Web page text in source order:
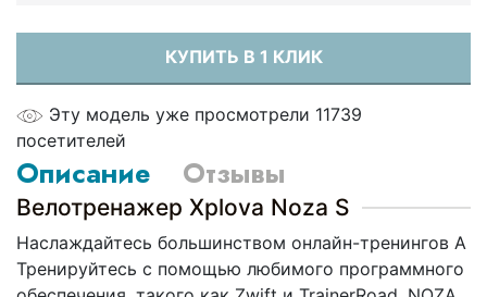
КУПИТЬ В 1 КЛИК
Эту модель уже просмотрели 11739
посетителей
Описание Отзывы
Велотренажер Xplova Noza S
Наслаждайтесь большинством онлайн-тренингов A
Тренируйтесь с помощью любимого программного